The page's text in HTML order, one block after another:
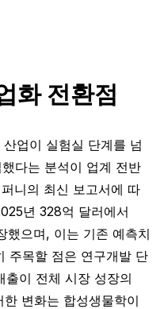
화 전환점
업이 실험실 단계를 넘
다는 분석이 업계 전반
니의 최신 보고서에 따
년 328억 달러에서
으며, 이는 기존 예측치
주목할 점은 연구개발 단
이 전체 시장 성장의
변화는 합성생물학이